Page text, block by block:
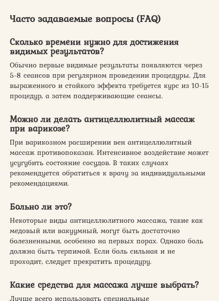
Часто задаваемые вопросы (FAQ)
Сколько времени нужно для достижения
видимых результатов?
Обычно первые видимые результаты появляются через
5-8 сеансов при регулярном проведении процедуры. Для
выраженного и стойкого эффекта требуется курс из 10-15
процедур, а затем поддерживающие сеансы.
Можно ли делать антицеллюлитный массаж
при варикозе?
При варикозном расширении вен антицеллюлитный
массаж противопоказан. Интенсивное воздействие может
усугубить состояние сосудов. В таких случаях
рекомендуется обратиться к врачу за индивидуальными
рекомендациями.
Больно ли это?
Некоторые виды антицеллюлитного массажа, такие как
медовый или вакуумный, могут быть достаточно
болезненными, особенно на первых порах. Однако боль
должна быть терпимой. Если боль сильная и не
проходит, следует прекратить процедуру.
Какие средства для массажа лучше выбрать?
Лучше всего использовать специальные